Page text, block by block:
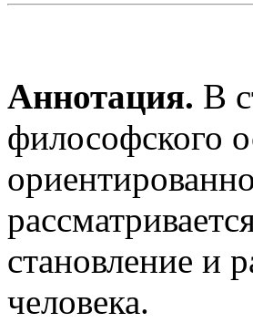
Аннотация. В
философского
становление и
человека.